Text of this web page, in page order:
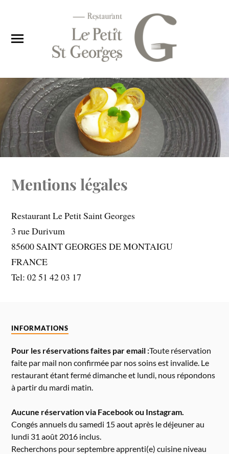
Mentions légales
Restaurant Le Petit Saint Georges
3 rue Durivum
85600 SAINT GEORGES DE MONTAIGU
FRANCE
Tel: 02 51 42 03 17
INFORMATIONS
Pour les réservations faites par email :Toute réservation
faite par mail non confirmée par nos soins est invalide. Le
restaurant étant fermé dimanche et lundi, nous répondons
à partir du mardi matin.
Aucune réservation via Facebook ou Instagram.
Congés annuels du samedi 15 aout après le déjeuner au
lundi 31 août 2016 inclus.
Recherchons pour septembre apprenti(e) cuisine niveau